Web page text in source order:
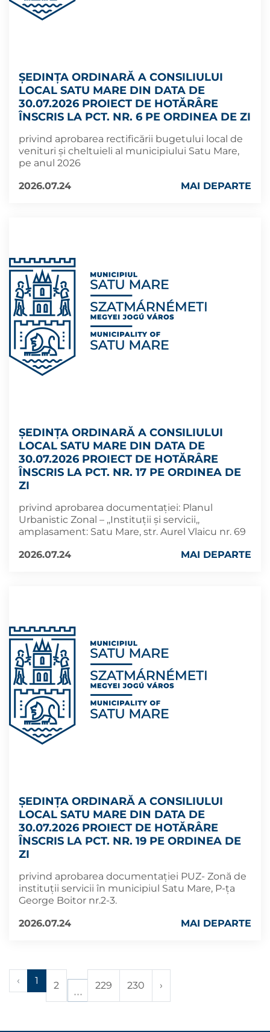
ȘEDINȚA ORDINARĂ A CONSILIULUI
LOCAL SATU MARE DIN DATA DE
30.07.2026 PROIECT DE HOTĂRÂRE
ÎNSCRIS LA PCT. NR. 6 PE ORDINEA DE ZI
privind aprobarea rectificării bugetului local de
venituri şi cheltuieli al municipiului Satu Mare,
pe anul 2026
2026.07.24
MAI DEPARTE
ȘEDINȚA ORDINARĂ A CONSILIULUI
LOCAL SATU MARE DIN DATA DE
30.07.2026 PROIECT DE HOTĂRÂRE
ÎNSCRIS LA PCT. NR. 17 PE ORDINEA DE
ZI
privind aprobarea documentaţiei: Planul
Urbanistic Zonal – ,,Instituții și servicii,,
amplasament: Satu Mare, str. Aurel Vlaicu nr. 69
2026.07.24
MAI DEPARTE
ȘEDINȚA ORDINARĂ A CONSILIULUI
LOCAL SATU MARE DIN DATA DE
30.07.2026 PROIECT DE HOTĂRÂRE
ÎNSCRIS LA PCT. NR. 19 PE ORDINEA DE
ZI
privind aprobarea documentației PUZ- Zonă de
instituţii servicii în municipiul Satu Mare, P-ţa
George Boitor nr.2-3.
2026.07.24
MAI DEPARTE
‹ 1 2 229 230 ›